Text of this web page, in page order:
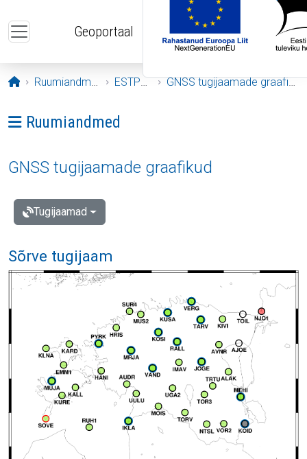
Geoportaal
Avaleht
Ruumiandmed ESTPOS GNSS tugijaamade graafikud
Ava menüü: Ruumiandmed
Ruumiandmed
GNSS tugijaamade graafikud
Tugijaamad
Sõrve tugijaam